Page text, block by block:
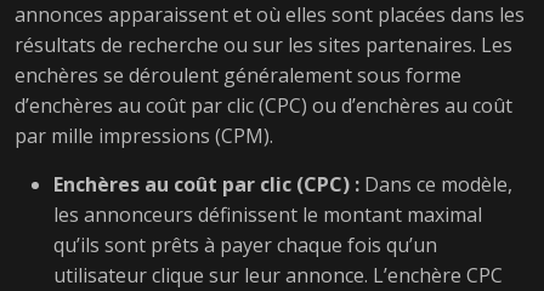
annonces apparaissent et où elles sont placées dans les
résultats de recherche ou sur les sites partenaires. Les
enchères se déroulent généralement sous forme
d’enchères au coût par clic (CPC) ou d’enchères au coût
par mille impressions (CPM).
Enchères au coût par clic (CPC) : Dans ce modèle,
les annonceurs définissent le montant maximal
qu’ils sont prêts à payer chaque fois qu’un
utilisateur clique sur leur annonce. L’enchère CPC